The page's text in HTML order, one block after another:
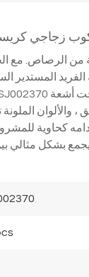
زجاجي
من الرصاص. مع
الفريد
والألوان
كحاوية
بشكل مثالي